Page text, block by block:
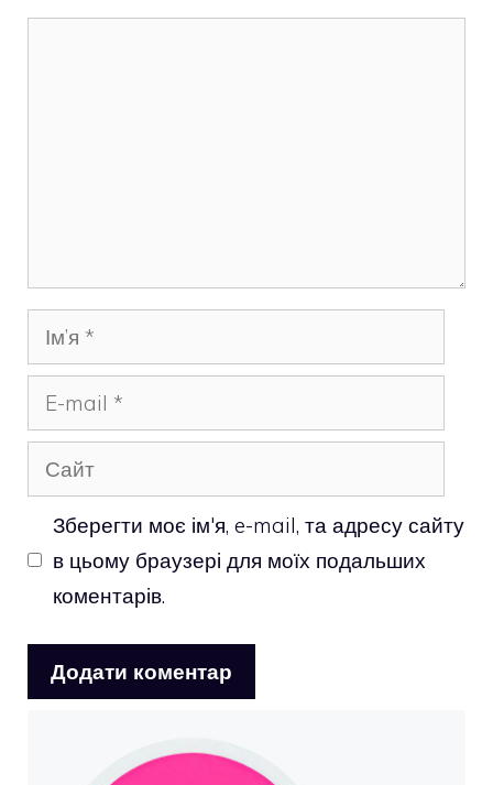
Ім’я
mail
Сайт
Зберегти моє ім'я, e-mail, та адресу сайту
в цьому браузері для моїх подальших
коментарів.